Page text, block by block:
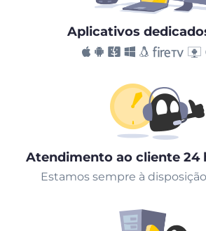
Aplicativos
Atendimento ao cliente 24
Estamos sempre à